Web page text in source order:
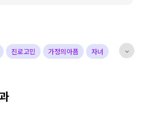
진로고민 가정의아픔 자녀